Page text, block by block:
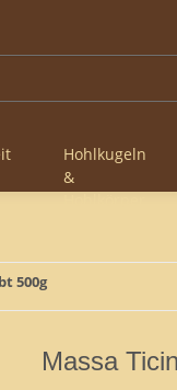
Hohlkugeln
&
500g
Massa